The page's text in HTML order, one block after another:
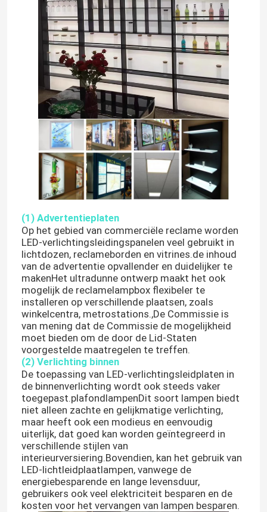
(1) Advertentieplaten
Op het gebied van commerciële reclame worden
LED-verlichtingsleidingspanelen veel gebruikt in
lichtdozen, reclameborden en vitrines.de inhoud
van de advertentie opvallender en duidelijker te
makenHet ultradunne ontwerp maakt het ook
mogelijk de reclamelampbox flexibeler te
installeren op verschillende plaatsen, zoals
winkelcentra, metrostations.,De Commissie is
van mening dat de Commissie de mogelijkheid
moet bieden om de door de Lid-Staten
voorgestelde maatregelen te treffen.
(2) Verlichting binnen
De toepassing van LED-verlichtingsleidplaten in
de binnenverlichting wordt ook steeds vaker
toegepast.plafondlampenDit soort lampen biedt
niet alleen zachte en gelijkmatige verlichting,
maar heeft ook een modieus en eenvoudig
uiterlijk, dat goed kan worden geïntegreerd in
verschillende stijlen van
interieurversiering.Bovendien, kan het gebruik van
LED-lichtleidplaatlampen, vanwege de
energiebesparende en lange levensduur,
gebruikers ook veel elektriciteit besparen en de
kosten voor het vervangen van lampen besparen.